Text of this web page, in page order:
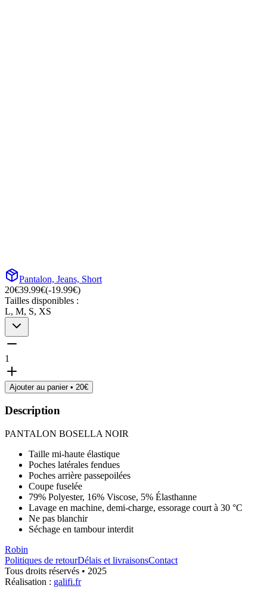
Pantalon, Jeans, Short
20€39.99€(-19.99€)
Tailles disponibles :
L, M, S, XS
1
Ajouter au panier • 20€
Description
PANTALON BOSELLA NOIR
Taille mi-haute élastique
Poches latérales fendues
Poches arrière passepoilées
Coupe fuselée
79% Polyester, 16% Viscose, 5% Élasthanne
Lavage en machine, demi-charge, essorage court à 30 °C
Ne pas blanchir
Séchage en tambour interdit
Robin
Politiques de retourDélais et livraisonsContact
Tous droits réservés • 2025
Réalisation : galifi.fr